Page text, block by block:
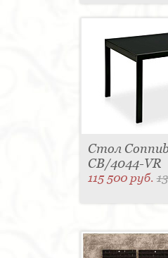
Стол
CB/4044-VR
115 500 руб.